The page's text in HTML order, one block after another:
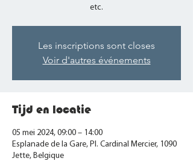
etc.
Les inscriptions sont closes
Voir d'autres événements
Tijd en locatie
05 mei 2024, 09:00 – 14:00
Esplanade de la Gare, Pl. Cardinal Mercier, 1090
Jette, Belgique